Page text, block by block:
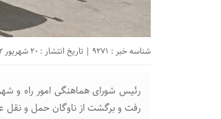
شناسه خبر : 9271 | تاریخ انتشار : 20 شهریور 1402 - 10:57 |
رفت و برگشت از ناوگان حمل و نقل